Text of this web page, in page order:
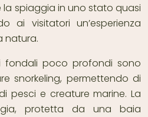
spiaggia in uno stato quasi
ai visitatori un’esperienza
natura.
fondali poco profondi sono
snorkeling, permettendo di
pesci e creature marine. La
protetta da una baia